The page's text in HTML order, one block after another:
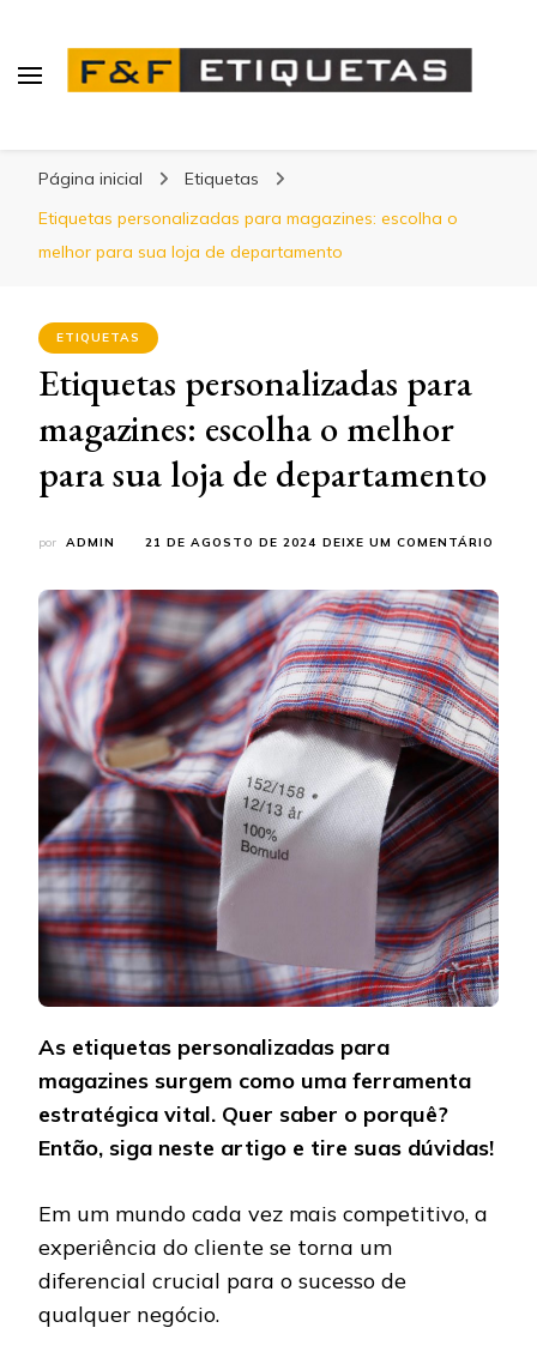
Página inicial
Etiquetas
Etiquetas personalizadas para magazines: escolha o
melhor para sua loja de departamento
ETIQUETAS
Etiquetas personalizadas para
magazines: escolha o melhor
para sua loja de departamento
por ADMIN 21 DE AGOSTO DE 2024 DEIXE UM COMENTÁRIO
PARA
O
PARA
SUA
LOJA
DE
As etiquetas personalizadas para
magazines surgem como uma ferramenta
estratégica vital. Quer saber o porquê?
Então, siga neste artigo e tire suas dúvidas!
Em um mundo cada vez mais competitivo, a
experiência do cliente se torna um
diferencial crucial para o sucesso de
qualquer negócio.